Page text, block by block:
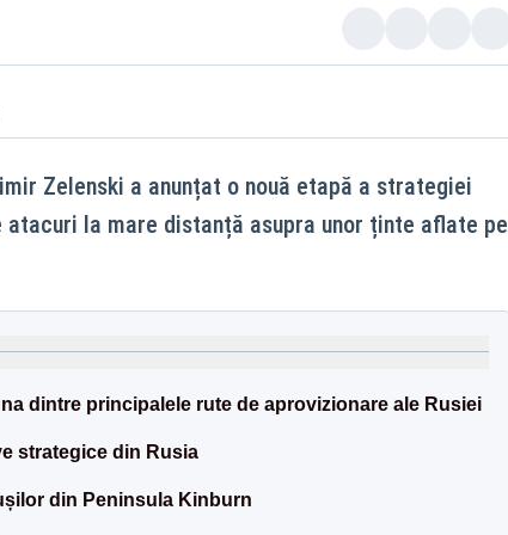
Zelenski a anunțat o nouă etapă a strategiei
la mare distanță asupra unor ținte aflate pe
dintre principalele rute de aprovizionare ale Rusiei
strategice din Rusia
din Peninsula Kinburn